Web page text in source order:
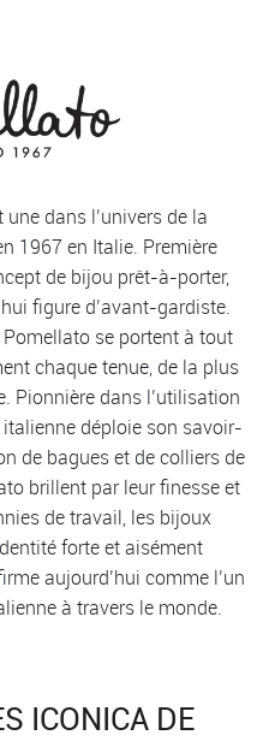
dans l’univers de la
1967 en Italie. Première
de bijou prêt-à-porter,
figure d’avant-gardiste.
se portent à tout
chaque tenue, de la plus
Pionnière dans l’utilisation
déploie son savoir-
de bagues et de colliers de
brillent par leur finesse et
de travail, les bijoux
forte et aisément
aujourd’hui comme l’un
à travers le monde.
ICONICA DE